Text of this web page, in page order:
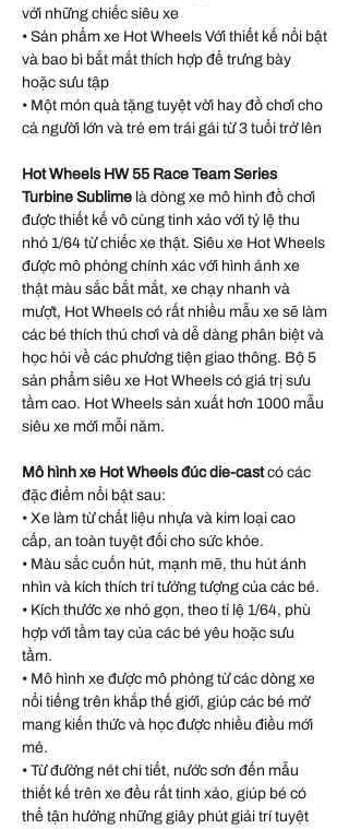
với những chiếc siêu xe
• Sản phẩm xe Hot Wheels Với thiết kế nổi bật
và bao bì bắt mắt thích hợp để trưng bày
hoặc sưu tập
• Một món quà tặng tuyệt vời hay đồ chơi cho
cả người lớn và trẻ em trái gái từ 3 tuổi trở lên
Hot Wheels HW 55 Race Team Series
Turbine Sublime là dòng xe mô hình đồ chơi
được thiết kế vô cùng tinh xảo với tỷ lệ thu
nhỏ 1/64 từ chiếc xe thật. Siêu xe Hot Wheels
được mô phỏng chính xác với hình ảnh xe
thật màu sắc bắt mắt, xe chạy nhanh và
mượt, Hot Wheels có rất nhiều mẫu xe sẽ làm
các bé thích thú chơi và dễ dàng phân biệt và
học hỏi về các phương tiện giao thông. Bộ 5
sản phẩm siêu xe Hot Wheels có giá trị sưu
tầm cao. Hot Wheels sản xuất hơn 1000 mẫu
siêu xe mới mỗi năm.
Mô hình xe Hot Wheels đúc die-castcó các
đặc điểm nổi bật sau:
• Xe làm từ chất liệu nhựa và kim loại cao
cấp, an toàn tuyệt đối cho sức khỏe.
• Màu sắc cuốn hút, mạnh mẽ, thu hút ánh
nhìn và kích thích trí tưởng tượng của các bé.
• Kích thước xe nhỏ gọn, theo tỉ lệ 1/64, phù
hợp với tầm tay của các bé yêu hoặc sưu
tầm.
• Mô hình xe được mô phỏng từ các dòng xe
nổi tiếng trên khắp thế giới, giúp các bé mở
mang kiến thức và học được nhiều điều mới
mẻ.
• Từ đường nét chi tiết, nước sơn đến mẫu
thiết kế trên xe đều rất tinh xảo, giúp bé có
thể tận hưởng những giây phút giải trí tuyệt